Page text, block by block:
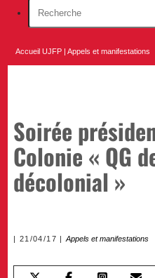
Accueil UJFP |Appels et manifestations
Soirée
Colonie « QG
décolonial »
21/04/17 Appels et manifestations